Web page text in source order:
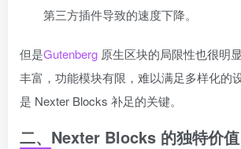
第三方插件导致的速度下降。
但是Gutenberg 原生区块的局限性也很明
丰富，功能模块有限，难以满足多样化的
是 Nexter Blocks 补足的关键。
二、Nexter Blocks 的独特价值